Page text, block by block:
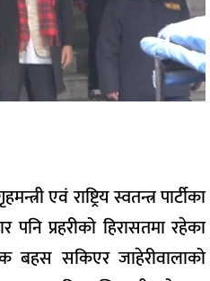
एवं राष्ट्रिय स्वतन्त्र पार्टीका
पनि प्रहरीको हिरासतमा रहेका
सकिएर जाहेरीवालाको